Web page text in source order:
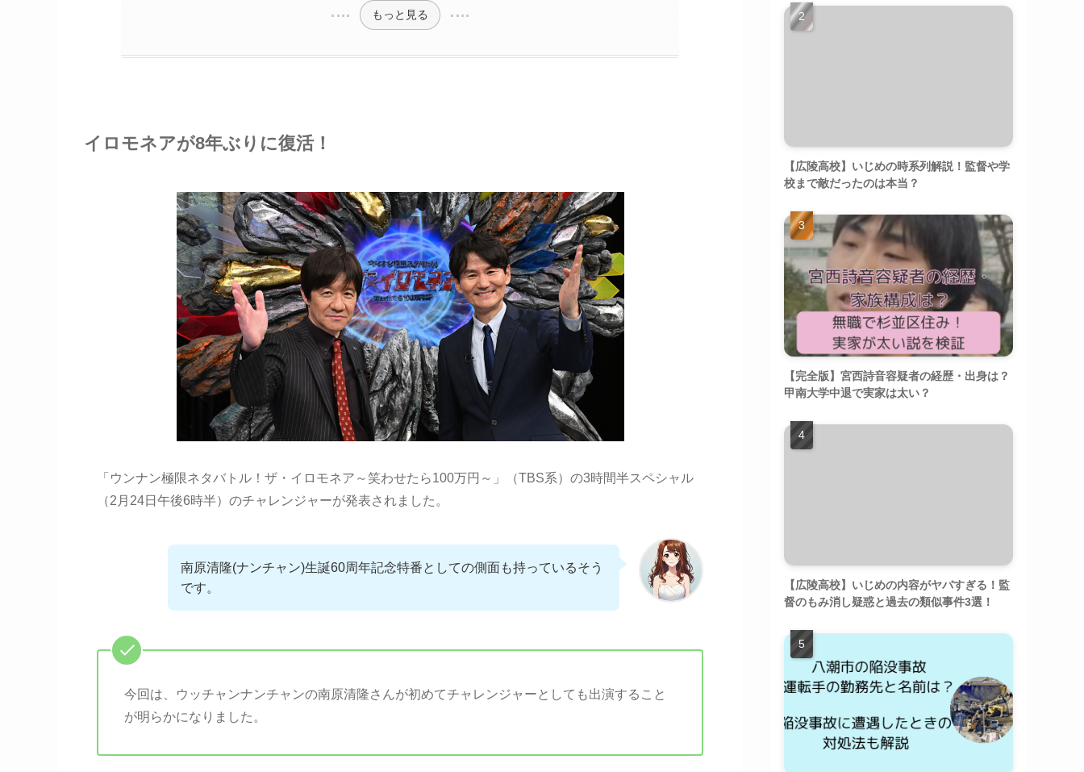
もっと見る
イロモネアが8年ぶりに復活！
「ウンナン極限ネタバトル！ザ・イロモネア～笑わせたら100万円～」（TBS系）の3時間半スペシャル
（2月24日午後6時半）のチャレンジャーが発表されました。
南原清隆(ナンチャン)生誕60周年記念特番としての側面も持っているそう
です。
今回は、ウッチャンナンチャンの南原清隆さんが初めてチャレンジャーとしても出演すること
が明らかになりました。
【広陵高校】いじめの時系列解説！監督や学
校まで敵だったのは本当？
【完全版】宮西詩音容疑者の経歴・出身は？
甲南大学中退で実家は太い？
【広陵高校】いじめの内容がヤバすぎる！監
督のもみ消し疑惑と過去の類似事件3選！